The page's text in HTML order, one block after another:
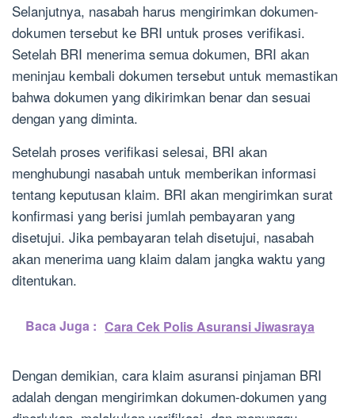
Selanjutnya, nasabah harus mengirimkan dokumen-
dokumen tersebut ke BRI untuk proses verifikasi.
Setelah BRI menerima semua dokumen, BRI akan
meninjau kembali dokumen tersebut untuk memastikan
bahwa dokumen yang dikirimkan benar dan sesuai
dengan yang diminta.
Setelah proses verifikasi selesai, BRI akan
menghubungi nasabah untuk memberikan informasi
tentang keputusan klaim. BRI akan mengirimkan surat
konfirmasi yang berisi jumlah pembayaran yang
disetujui. Jika pembayaran telah disetujui, nasabah
akan menerima uang klaim dalam jangka waktu yang
ditentukan.
Baca Juga : Cara Cek Polis Asuransi Jiwasraya
Dengan demikian, cara klaim asuransi pinjaman BRI
adalah dengan mengirimkan dokumen-dokumen yang